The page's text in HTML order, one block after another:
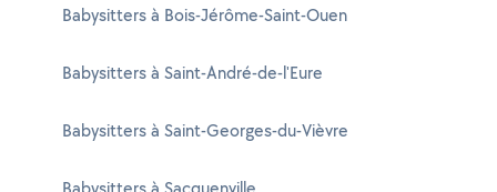
Babysitters à Bois-Jérôme-Saint-Ouen
Babysitters à Saint-André-de-l'Eure
Babysitters à Saint-Georges-du-Vièvre